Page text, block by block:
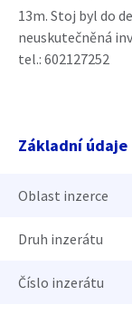
13m. Stoj byl do
neuskutečněná
tel.: 602127252
Základní údaje
Oblast inzerce
Druh inzerátu
Číslo inzerátu